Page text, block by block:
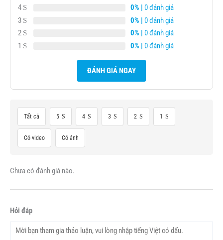
4
0% | 0 đánh giá
3
0% | 0 đánh giá
2
0% | 0 đánh giá
1
0% | 0 đánh giá
ĐÁNH GIÁ NGAY
Tất cả 5 4 3 2 1
Có video Có ảnh
Chưa có đánh giá nào.
Hỏi đáp